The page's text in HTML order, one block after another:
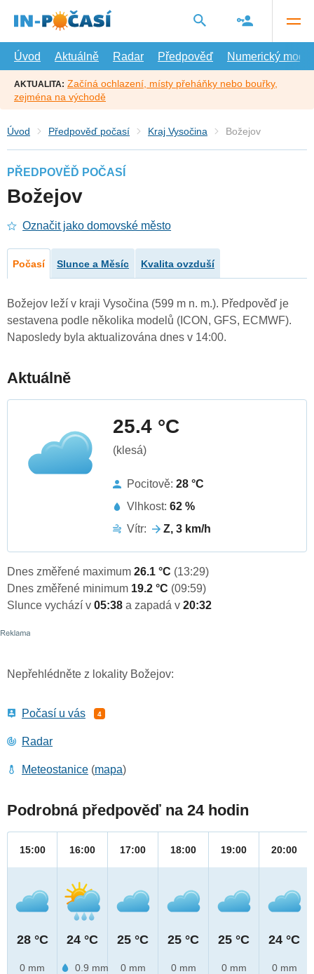
hlavní
Úvod
Aktuálně Radar Předpověď Numerický model
AKTUALITA: Začíná ochlazení, místy přeháňky nebo bouřky,
zejména na východě
Úvod Předpověď počasí Kraj Vysočina Božejov
PŘEDPOVĚĎ POČASÍ
Božejov
Označit jako domovské město
Počasí Slunce a Měsíc Kvalita ovzduší
Božejov leží v kraji Vysočina (599 m n. m.). Předpověď je
sestavena podle několika modelů (ICON, GFS, ECMWF).
Naposledy byla aktualizována dnes v 14:00.
Aktuálně
25.4 °C
(klesá)
Pocitově: 28 °C
Vlhkost: 62 %
Vítr:
Z, 3 km/h
Dnes změřené maximum 26.1 °C (13:29)
Dnes změřené minimum 19.2 °C (09:59)
Slunce vychází v 05:38 a zapadá v 20:32
Nepřehlédněte z lokality Božejov:
Počasí u vás 4
Radar
Meteostanice (mapa)
Podrobná předpověď na 24 hodin
15:00
28 °C
0 mm
16:00
24 °C
0.9 mm
17:00
25 °C
0 mm
18:00
25 °C
0 mm
19:00
25 °C
0 mm
20:00
24 °C
0 mm